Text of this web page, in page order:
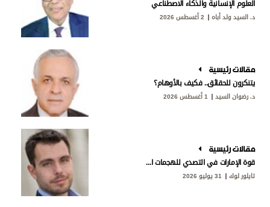
العلوم الإنسانية والذكاء الاصطناعي
د. السيد ولد أباه 2 أغسطس 2026
مقالات رئيسية
يتنكرون للحقائق.. فكيف بالأوهام؟
د. رضوان السيد 1 أغسطس 2026
مقالات رئيسية
قوة الإمارات في التصدي للهجمات الإيرانية
تايلور لوك 31 يوليو 2026